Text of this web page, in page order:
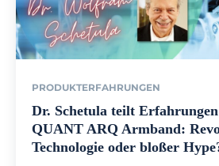
PRODUKTERFAHRUNGEN
Dr. Schetula teilt
QUANT ARQ Armband:
Technologie oder bloßer